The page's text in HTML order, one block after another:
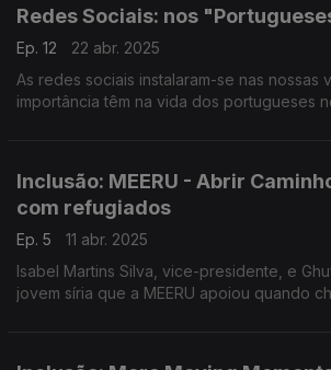
Redes Sociais: nos
Ep. 12
22 abr. 2025
As redes sociais instalaram-se nas nossas
importância têm na vida dos portugueses
Inclusão: MEERU - Abrir
com refugiados
Ep. 5
11 abr. 2025
Isabel Martins Silva, vice-presidente, e
jovem síria que a MEERU apoiou quando